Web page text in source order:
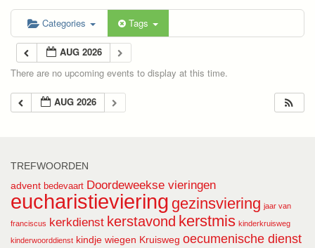
Categories Tags
AUG 2026
There are no upcoming events to display at this time.
AUG 2026
TREFWOORDEN
advent bedevaart Doordeweekse vieringen
eucharistieviering gezinsviering jaar van
franciscus kerkdienst kerstavond kerstmis kinderkruisweg
kinderwoorddienst kindje wiegen Kruisweg oecumenische dienst